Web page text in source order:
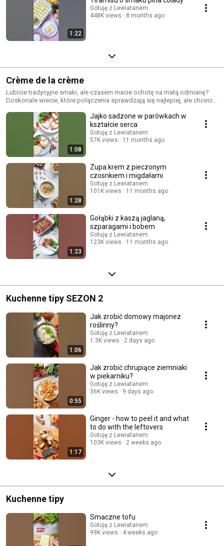
1:22
Gotuję z Lewiatanem
448K views
8 months ago
Crème de la crème
Lubicie tradycyjne smaki, ale czasem macie ochotę na małą odmianę?
Doskonale wiecie, które połączenia sprawdzają się najlepiej, ale chcecie
crème! 👌
1:08
Jajko sadzone w parówkach w
kształcie serca
Gotuję z Lewiatanem
57K views
11 months ago
1:28
Zupa krem z pieczonym
czosnkiem i migdałami
Gotuję z Lewiatanem
101K views
11 months ago
1:23
Gołąbki z kaszą jaglaną,
szparagami i bobem
Gotuję z Lewiatanem
123K views
11 months ago
Kuchenne tipy SEZON 2
1:06
Jak zrobić domowy majonez
roślinny?
Gotuję z Lewiatanem
1.3K views
2 days ago
0:55
Jak zrobić chrupiące ziemniaki
w piekarniku?
Gotuję z Lewiatanem
36K views
9 days ago
1:17
Ginger - how to peel it and what
to do with the leftovers
Gotuję z Lewiatanem
103K views
2 weeks ago
Kuchenne tipy
Smaczne tofu
Gotuję z Lewiatanem
99K views
4 weeks ago